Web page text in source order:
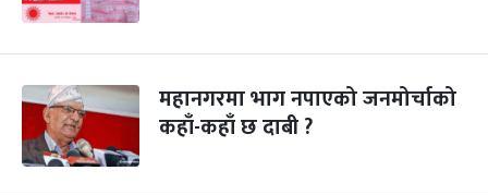
महानगरमा भाग नपाएको जनमोर्चाको
कहाँ-कहाँ छ दाबी ?